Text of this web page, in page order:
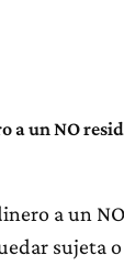
a un NO
a un
sujeta